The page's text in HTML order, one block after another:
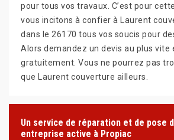
pour tous vos travaux. C’est pour
vous incitons à confier à Laurent
dans le 26170 tous vos soucis pour
Alors demandez un devis au plus vite
gratuitement. Vous ne pourrez pas
que Laurent couverture ailleurs.
Un service de réparation et de pose
entreprise active à Propiac